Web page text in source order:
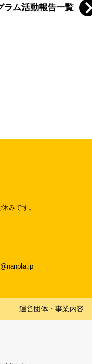
ラム活動報告一覧
みです。
運営団体・事業内容